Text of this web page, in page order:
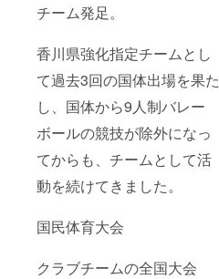
チーム発足。
香川県強化指定チームとし
て過去3回の国体出場を果た
し、国体から9人制バレー
ボールの競技が除外になっ
てからも、チームとして活
動を続けてきました。
国民体育大会
クラブチームの全国大会